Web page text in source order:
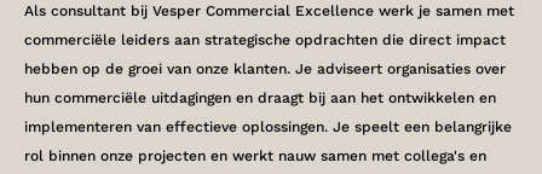
Als consultant bij Vesper Commercial Excellence werk je samen met
commerciële leiders aan strategische opdrachten die direct impact
hebben op de groei van onze klanten. Je adviseert organisaties over
hun commerciële uitdagingen en draagt bij aan het ontwikkelen en
implementeren van effectieve oplossingen. Je speelt een belangrijke
rol binnen onze projecten en werkt nauw samen met collega's en